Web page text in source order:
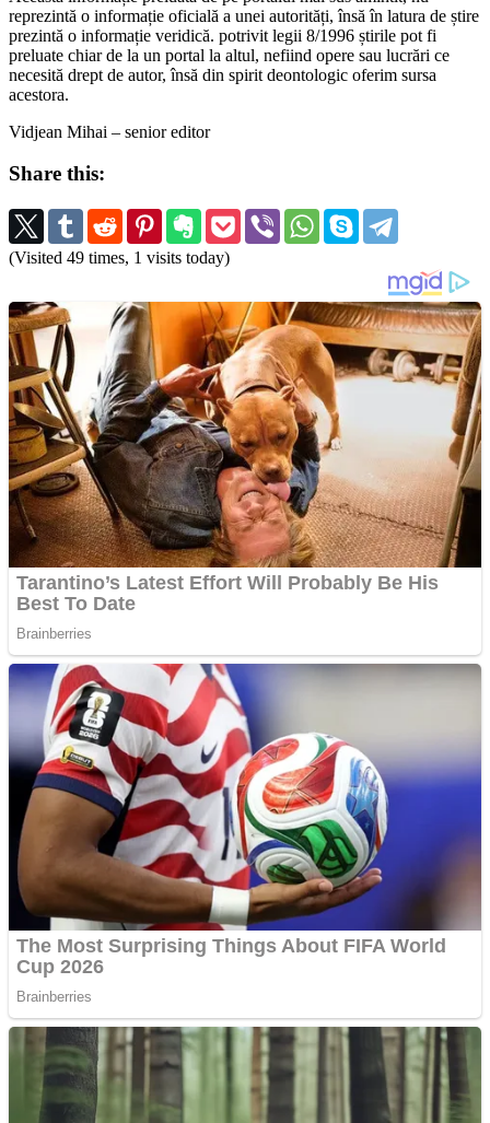
reprezintă o informație oficială a unei autorități, însă în latura de știre
prezintă o informație veridică. potrivit legii 8/1996 știrile pot fi
preluate chiar de la un portal la altul, nefiind opere sau lucrări ce
necesită drept de autor, însă din spirit deontologic oferim sursa
acestora.
Vidjean Mihai – senior editor
Share this:
(Visited 49 times, 1 visits today)